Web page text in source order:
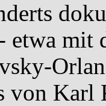
etwa mit
von Karl